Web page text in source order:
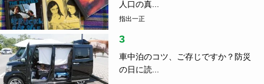
人口の真...
指出一正
3
車中泊のコツ、ご存じですか？防災
の日に読...